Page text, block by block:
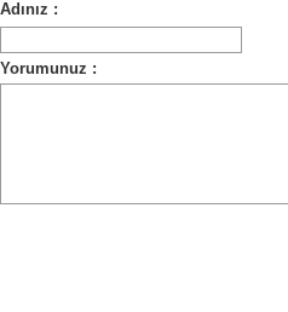
Adınız :
Yorumunuz :